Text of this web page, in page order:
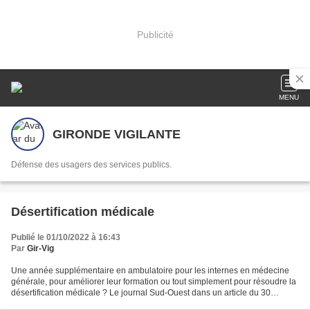
Publicité
MENU
GIRONDE VIGILANTE
Défense des usagers des services publics.
Désertification médicale
Publié le 01/10/2022 à 16:43
Par Gir-Vig
Une année supplémentaire en ambulatoire pour les internes en médecine
générale, pour améliorer leur formation ou tout simplement pour résoudre la
désertification médicale ? Le journal Sud-Ouest dans un article du 30